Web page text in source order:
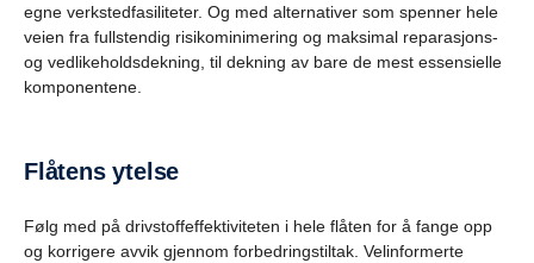
egne verkstedfasiliteter. Og med alternativer som spenner hele
veien fra fullstendig risikominimering og maksimal reparasjons-
og vedlikeholdsdekning, til dekning av bare de mest essensielle
komponentene.
Flåtens ytelse
Følg med på drivstoffeffektiviteten i hele flåten for å fange opp
og korrigere avvik gjennom forbedringstiltak. Velinformerte